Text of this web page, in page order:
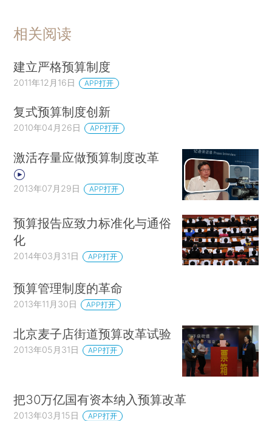
相关阅读
建立严格预算制度
2011年12月16日 APP打开
复式预算制度创新
2010年04月26日 APP打开
激活存量应做预算制度改革
2013年07月29日 APP打开
预算报告应致力标准化与通俗
化
2014年03月31日 APP打开
预算管理制度的革命
2013年11月30日 APP打开
北京麦子店街道预算改革试验
2013年05月31日 APP打开
把30万亿国有资本纳入预算改革
2013年03月15日 APP打开